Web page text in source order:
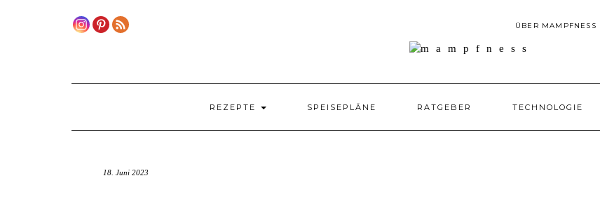
ÜBER MAMPFNESS
REZEPTE SPEISEPLÄNE RATGEBER TECHNOLOGIE
18. Juni 2023